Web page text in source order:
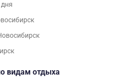
видам отдыха